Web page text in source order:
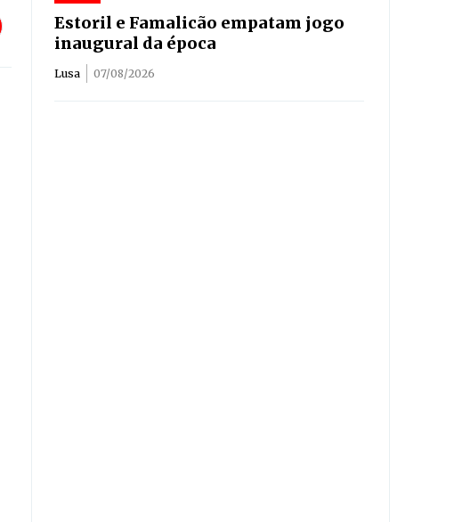
Estoril e Famalicão empatam jogo
inaugural da época
Lusa 07/08/2026